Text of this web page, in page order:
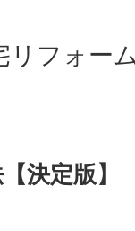
リフォー
決定版】